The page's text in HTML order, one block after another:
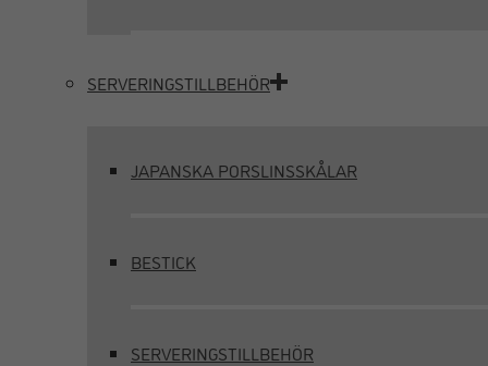
SERVERINGSTILLBEHÖR
JAPANSKA PORSLINSSKÅLAR
BESTICK
SERVERINGSTILLBEHÖR